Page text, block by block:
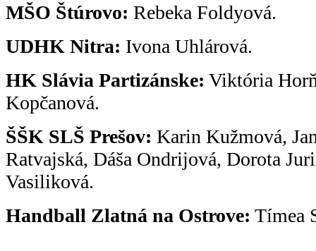
MŠO Štúrovo: Rebeka Foldyová.
UDHK Nitra: Ivona Uhlárová.
HK Slávia Partizánske: Viktória
Kopčanová.
ŠŠK SLŠ Prešov: Karin Kužmová,
Ratvajská, Dáša Ondrijová, Dorota
Vasiliková.
Handball Zlatná na Ostrove: Tímea